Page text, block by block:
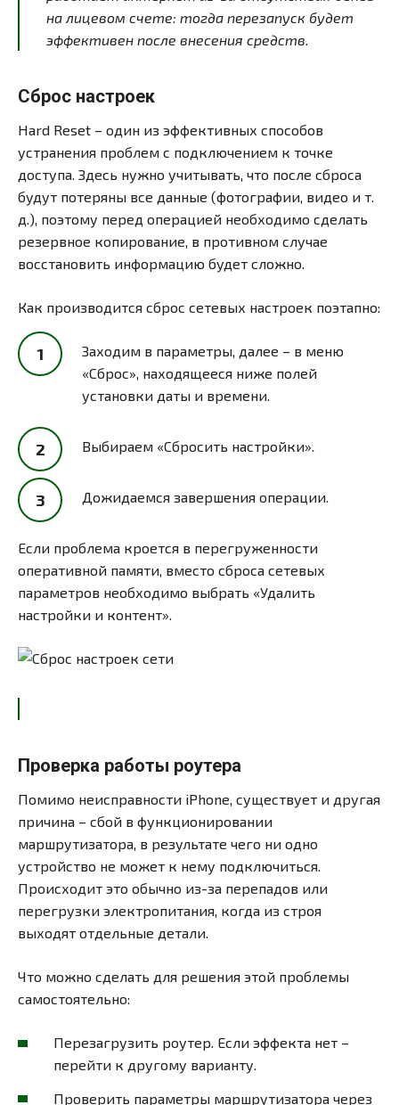
на лицевом счете: тогда перезапуск будет
эффективен после внесения средств.
Сброс настроек
Hard Reset – один из эффективных способов
устранения проблем с подключением к точке
доступа. Здесь нужно учитывать, что после сброса
будут потеряны все данные (фотографии, видео и т.
д.), поэтому перед операцией необходимо сделать
резервное копирование, в противном случае
восстановить информацию будет сложно.
Как производится сброс сетевых настроек поэтапно:
Заходим в параметры, далее – в меню
«Сброс», находящееся ниже полей
установки даты и времени.
Выбираем «Сбросить настройки».
Дожидаемся завершения операции.
Если проблема кроется в перегруженности
оперативной памяти, вместо сброса сетевых
параметров необходимо выбрать «Удалить
настройки и контент».
Проверка работы роутера
Помимо неисправности iPhone, существует и другая
причина – сбой в функционировании
маршрутизатора, в результате чего ни одно
устройство не может к нему подключиться.
Происходит это обычно из-за перепадов или
перегрузки электропитания, когда из строя
выходят отдельные детали.
Что можно сделать для решения этой проблемы
самостоятельно:
Перезагрузить роутер. Если эффекта нет –
перейти к другому варианту.
Проверить параметры маршрутизатора через